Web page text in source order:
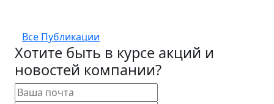
Все Публикации
Хотите быть в курсе акций и
новостей компании?